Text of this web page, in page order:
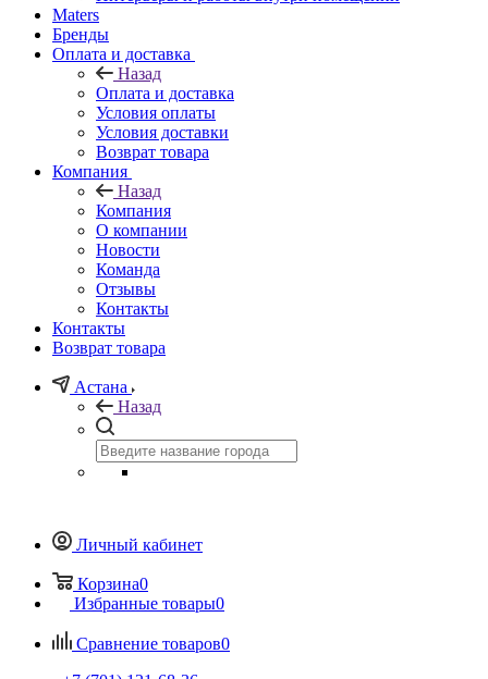
Maters
Бренды
Оплата и доставка
Назад
Оплата и доставка
Условия оплаты
Условия доставки
Возврат товара
Компания
Назад
Компания
О компании
Новости
Команда
Отзывы
Контакты
Контакты
Возврат товара
Астана
Назад
Личный кабинет
Корзина0
Избранные товары0
Сравнение товаров0